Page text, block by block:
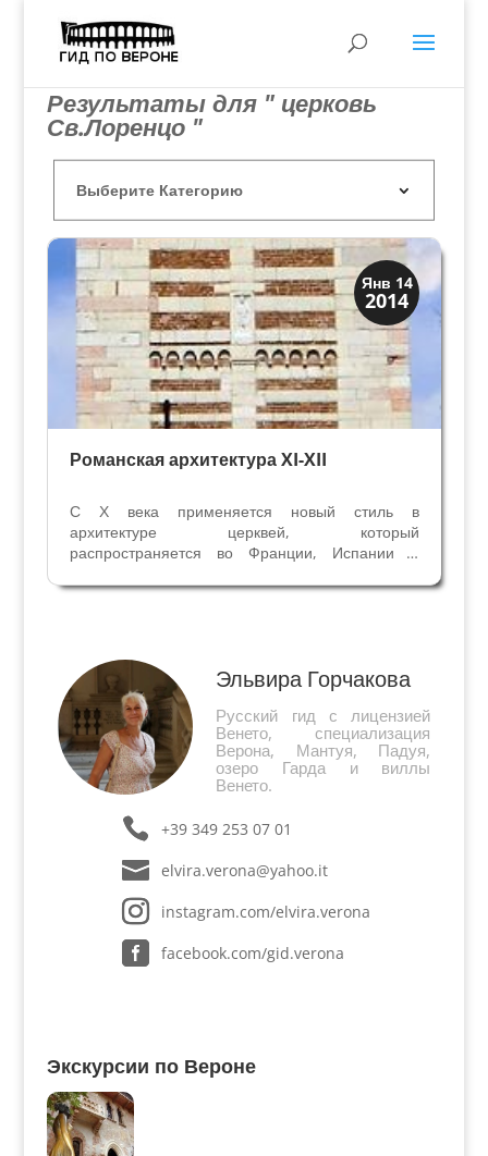
Результаты для " церковь
Св.Лоренцо "
Янв 14
2014
Архитектура
Искусство
Романская архитектура XI-XII
С Х века применяется новый стиль в
архитектуре церквей, который
распространяется во Франции, Испании и
религиозные здания Вероны и провинции
Эльвира Горчакова
Русский гид с лицензией
Венето, специализация
Верона, Мантуя, Падуя,
озеро Гарда и виллы
Венето.
+39 349 253 07 01
elvira.verona@yahoo.it
instagram.com/elvira.verona
facebook.com/gid.verona
Экскурсии по Вероне